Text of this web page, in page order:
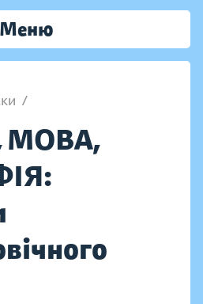
Меню
/
МОВА,